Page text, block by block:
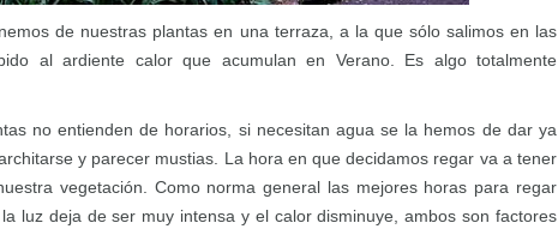
de nuestras plantas en una terraza, a la que sólo salimos en las
al ardiente calor que acumulan en Verano. Es algo totalmente
no entienden de horarios, si necesitan agua se la hemos de dar ya
y parecer mustias. La hora en que decidamos regar va a tener
vegetación. Como norma general las mejores horas para regar
luz deja de ser muy intensa y el calor disminuye, ambos son factores